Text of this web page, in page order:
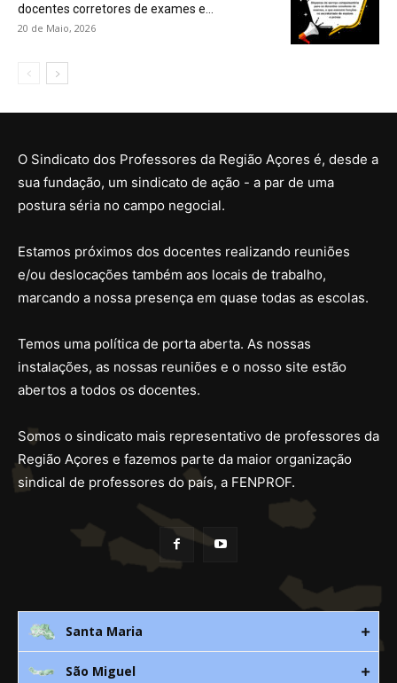
docentes corretores de exames e...
20 de Maio, 2026
O Sindicato dos Professores da Região Açores é, desde a
sua fundação, um sindicato de ação - a par de uma
postura séria no campo negocial.
Estamos próximos dos docentes realizando reuniões
e/ou deslocações também aos locais de trabalho,
marcando a nossa presença em quase todas as escolas.
Temos uma política de porta aberta. As nossas
instalações, as nossas reuniões e o nosso site estão
abertos a todos os docentes.
Somos o sindicato mais representativo de professores da
Região Açores e fazemos parte da maior organização
sindical de professores do país, a FENPROF.
Santa Maria
Rua 3. Leandres Chaves, 12C
São Miguel